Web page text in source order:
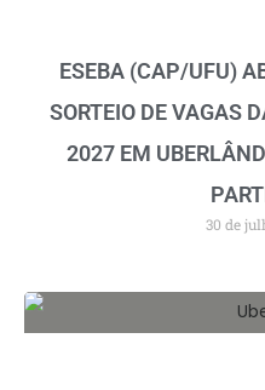
ESEBA (CAP/UFU)
SORTEIO DE VAGAS
2027 EM
30 de